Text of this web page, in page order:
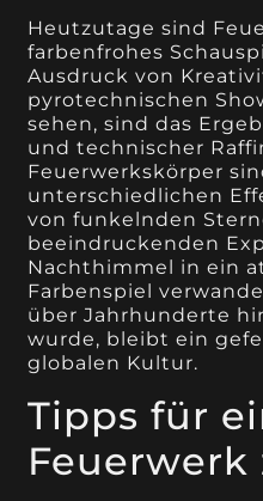
Heutzutage sind
farbenfrohes
Ausdruck von
pyrotechnischen
sehen, sind das
und technischer
Feuerwerkskörper
unterschiedlichen
von funkelnden
beeindruckenden
Nachthimmel in ein
Farbenspiel
über Jahrhunderte
wurde, bleibt ein
globalen Kultur.
Tipps für
Feuerwerk